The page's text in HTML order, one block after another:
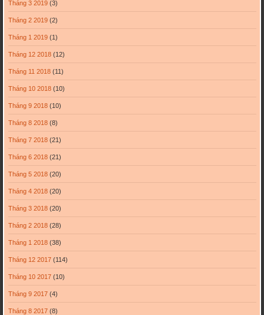
Tháng 3 2019(3)
Tháng 2 2019(2)
Tháng 1 2019(1)
Tháng 12 2018(12)
Tháng 11 2018(11)
Tháng 10 2018(10)
Tháng 9 2018(10)
Tháng 8 2018(8)
Tháng 7 2018(21)
Tháng 6 2018(21)
Tháng 5 2018(20)
Tháng 4 2018(20)
Tháng 3 2018(20)
Tháng 2 2018(28)
Tháng 1 2018(38)
Tháng 12 2017(114)
Tháng 10 2017(10)
Tháng 9 2017(4)
Tháng 8 2017(8)